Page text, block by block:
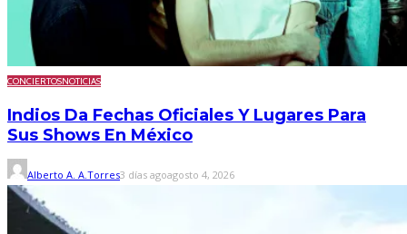
CONCIERTOSNOTICIAS
Indios Da Fechas Oficiales Y Lugares Para
Sus Shows En México
Alberto A. A.Torres3 días agoagosto 4, 2026